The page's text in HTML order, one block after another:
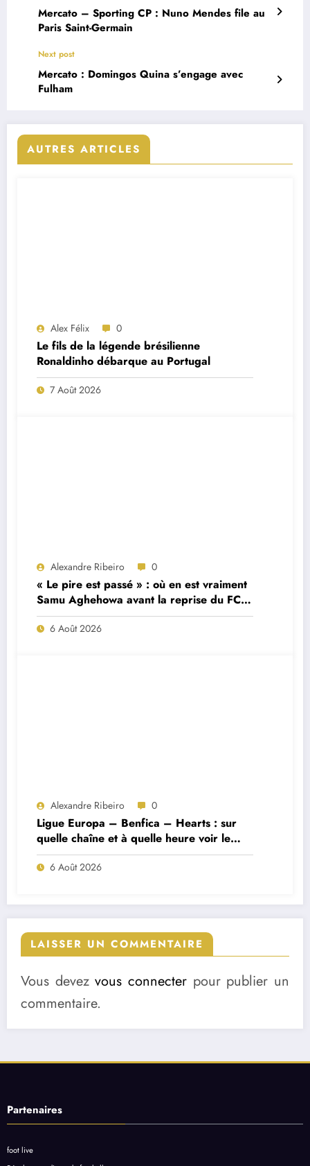
Mercato – Sporting CP : Nuno Mendes file au
Paris Saint-Germain
Next post
Mercato : Domingos Quina s’engage avec
Fulham
AUTRES ARTICLES
Alex Félix 0
Le fils de la légende brésilienne
Ronaldinho débarque au Portugal
7 Août 2026
Alexandre Ribeiro 0
« Le pire est passé » : où en est vraiment
Samu Aghehowa avant la reprise du FC
Porto ?
6 Août 2026
Alexandre Ribeiro 0
Ligue Europa – Benfica – Hearts : sur
quelle chaîne et à quelle heure voir le
match ?
6 Août 2026
LAISSER UN COMMENTAIRE
Vous devezvous connecter pour publier un
commentaire.
Partenaires
foot live